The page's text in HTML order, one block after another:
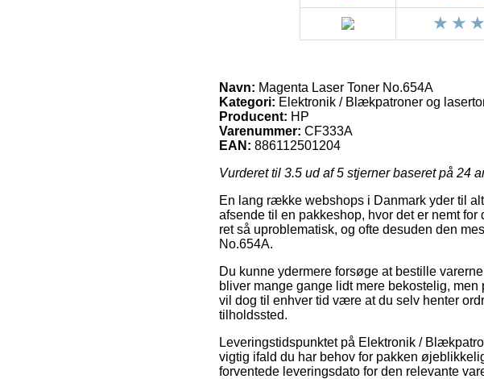
Navn: Magenta Laser Toner No.654A
Kategori: Elektronik / Blækpatroner og
Producent: HP
Varenummer: CF333A
EAN: 886112501204
Vurderet til 3.5 ud af 5 stjerner baseret på 24
En lang række webshops i Danmark yder til
afsende til en pakkeshop, hvor det er nemt
ret så uproblematisk, og ofte desuden den
No.654A.
Du kunne ydermere forsøge at bestille
bliver mange gange lidt mere bekostelig,
vil dog til enhver tid være at du selv henter
tilholdssted.
Leveringstidspunktet på Elektronik /
vigtig ifald du har behov for pakken
forventede leveringsdato for den relevante